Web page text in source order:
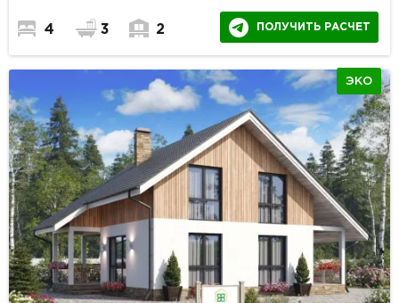
4 3 2 ПОЛУЧИТЬ РАСЧЕТ
ЭКО